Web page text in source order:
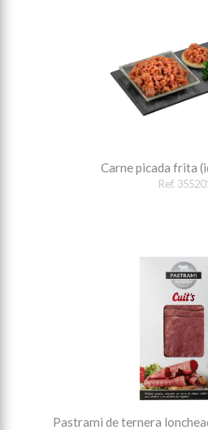
Carne picada frita
Ref.
Pastrami de ternera